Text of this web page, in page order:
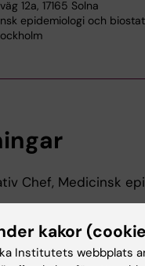
12a, 17165 Solna
epidemiologi och
Chef, Medicinsk
kakor
Institutets webbplats